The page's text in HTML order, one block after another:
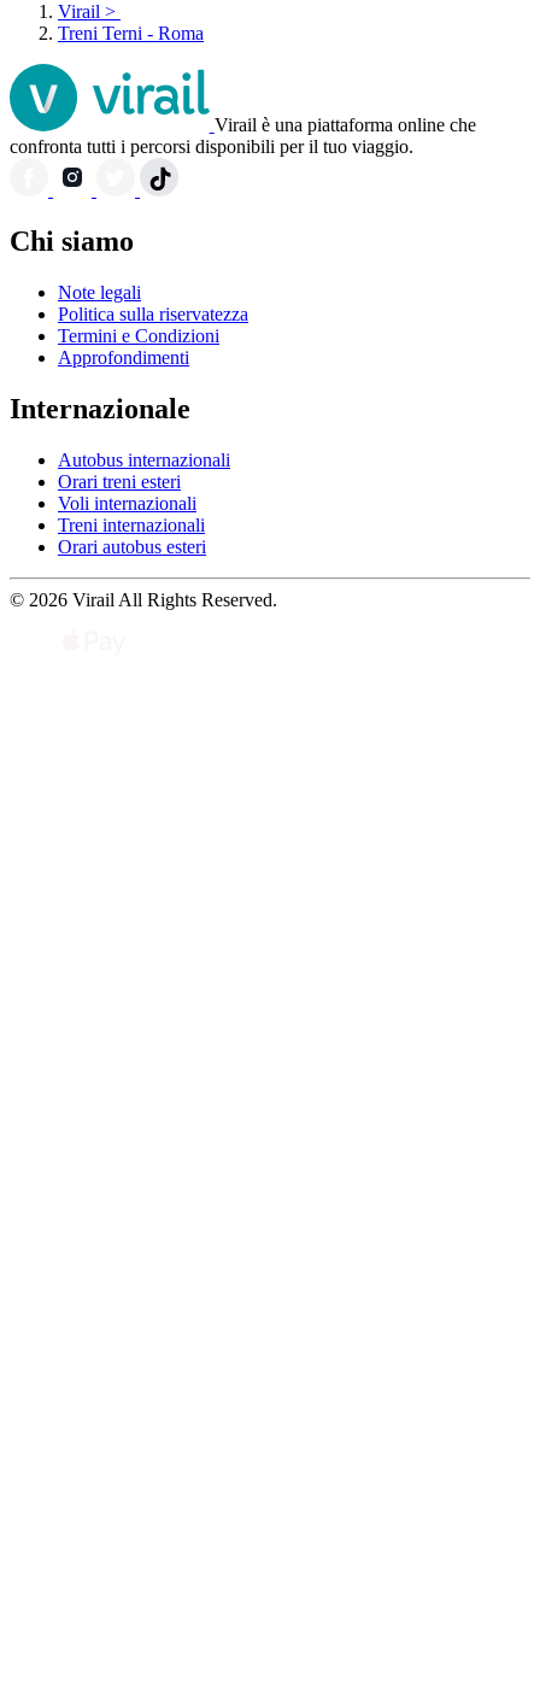
Virail >
Treni Terni - Roma
Virail è una piattaforma online che
confronta tutti i percorsi disponibili per il tuo viaggio.
Chi siamo
Note legali
Politica sulla riservatezza
Termini e Condizioni
Approfondimenti
Internazionale
Autobus internazionali
Orari treni esteri
Voli internazionali
Treni internazionali
Orari autobus esteri
© 2026 Virail All Rights Reserved.